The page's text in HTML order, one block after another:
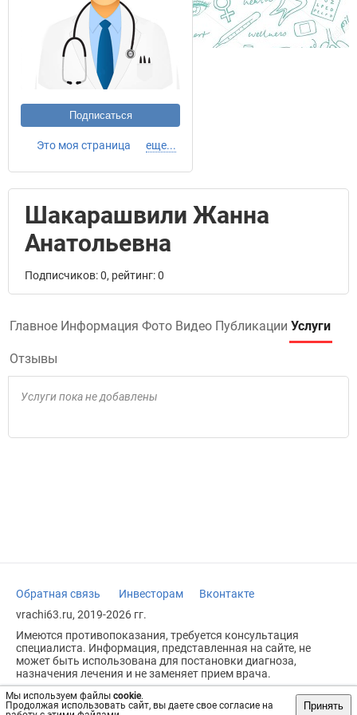
Мы используем файлы cookie.
Продолжая использовать сайт, вы даете свое согласие на
Принять
Подписаться
Это моя страница еще...
Шакарашвили Жанна
Анатольевна
Подписчиков: 0, рейтинг: 0
Главное Информация Фото Видео Публикации Услуги
Отзывы
Услуги пока не добавлены
Обратная связь Инвесторам
Вконтакте
vrachi63.ru, 2019-2026 гг.
Имеются противопоказания, требуется консультация
специалиста. Информация, представленная на сайте, не
может быть использована для постановки диагноза,
назначения лечения и не заменяет прием врача.
Возрастное ограничение: 18+